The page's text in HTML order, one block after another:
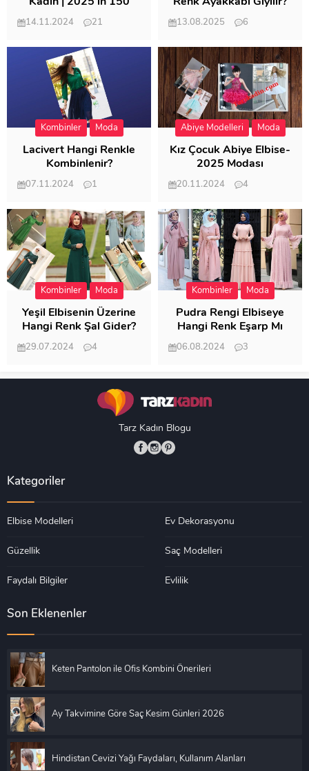
Modeli
14.11.2024
21
13.08.2025
6
Kombinler Moda
Lacivert Hangi Renkle
Kombinlenir?
07.11.2024
1
Abiye Modelleri Moda
Kız Çocuk Abiye Elbise-
2025 Modası
20.11.2024
4
Kombinler Moda
Yeşil Elbisenin Üzerine
Hangi Renk Şal Gider?
29.07.2024
4
Kombinler Moda
Pudra Rengi Elbiseye
Hangi Renk Eşarp Mı
Dedi Birisi
06.08.2024
3
Tarz Kadın Blogu
Kategoriler
Elbise Modelleri Ev Dekorasyonu
Güzellik Saç Modelleri
Faydalı Bilgiler Evlilik
Son Eklenenler
Keten Pantolon ile Ofis Kombini Önerileri
Ay Takvimine Göre Saç Kesim Günleri 2026
Hindistan Cevizi Yağı Faydaları, Kullanım Alanları